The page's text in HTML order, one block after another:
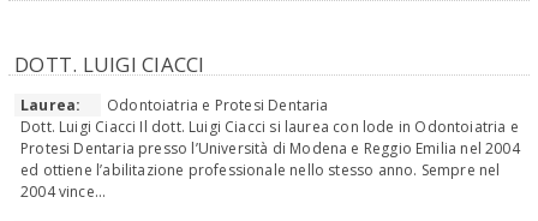
DOTT. LUIGI CIACCI
Laurea:
Odontoiatria e Protesi Dentaria
Dott. Luigi Ciacci Il dott. Luigi Ciacci si laurea con lode in Odontoiatria e
Protesi Dentaria presso l’Università di Modena e Reggio Emilia nel 2004
ed ottiene l’abilitazione professionale nello stesso anno. Sempre nel
2004 vince...